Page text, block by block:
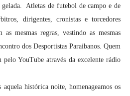
gelada. Atletas de futebol de campo e de
dirigentes, cronistas e torcedores
mesmas regras, vestindo as mesmas
dos Desportistas Paraibanos. Quem
pelo YouTube através da excelente rádio
histórica noite, homenageamos os